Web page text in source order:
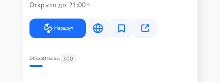
Открыто до 21:00
Маршрут
ОбзорОтзывы 300